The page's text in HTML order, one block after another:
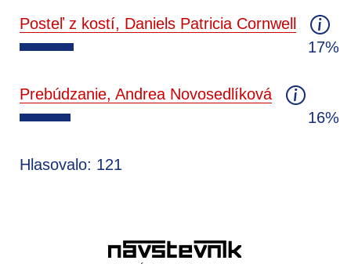
Posteľ z kostí, Daniels Patricia Cornwell
17%
Prebúdzanie, Andrea Novosedlíková
16%
Hlasovalo: 121